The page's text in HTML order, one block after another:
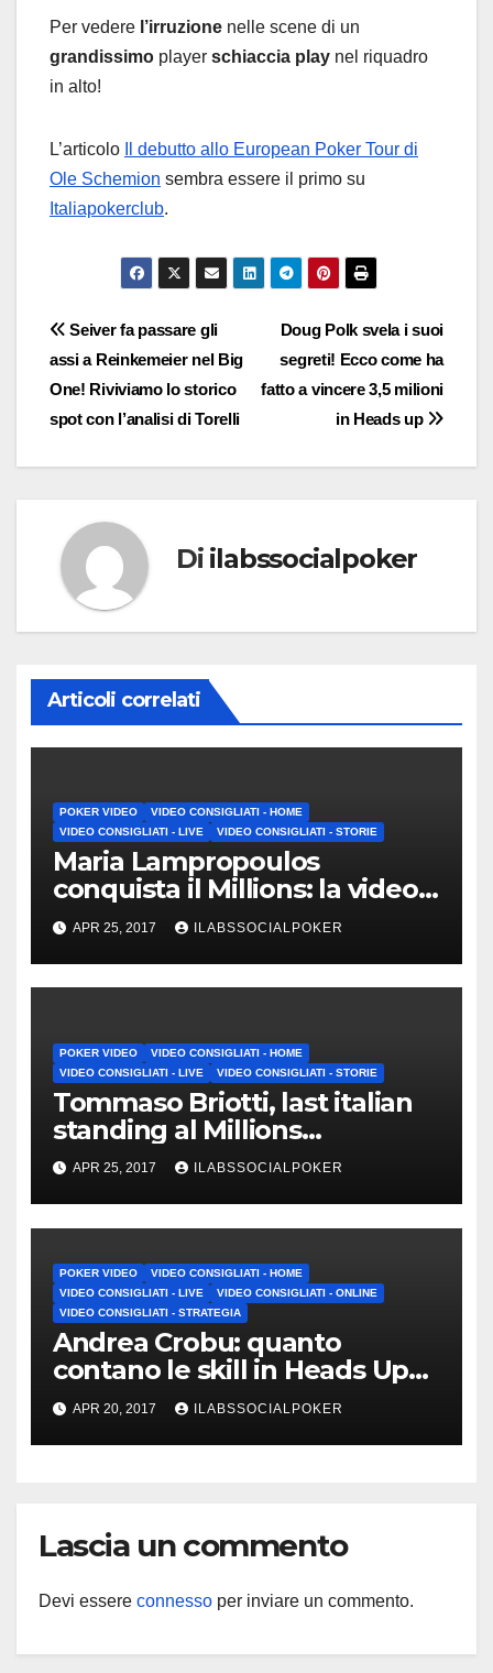
Per vedere l’irruzione nelle scene di un
grandissimo player schiaccia play nel riquadro
in alto!
L’articolo
Il debutto allo European Poker Tour di
Ole Schemion sembra essere il primo su
Italiapokerclub.
Navigazione
articoli
Doug Polk svela i suoi
segreti! Ecco come ha
fatto a vincere 3,5 milioni
in Heads up
Seiver fa passare gli
assi a Reinkemeier nel Big
One! Riviviamo lo storico
spot con l’analisi di Torelli
Di ilabssocialpoker
Articoli correlati
POKER VIDEO
VIDEO CONSIGLIATI - HOME
VIDEO CONSIGLIATI - LIVE
VIDEO CONSIGLIATI - STORIE
Maria Lampropoulos
conquista il Millions: la video-
intervista a caldo
APR 25, 2017 ILABSSOCIALPOKER
POKER VIDEO
VIDEO CONSIGLIATI - HOME
VIDEO CONSIGLIATI - LIVE
VIDEO CONSIGLIATI - STORIE
Tommaso Briotti, last italian
standing al Millions
PartyPoker Nottingham
APR 25, 2017 ILABSSOCIALPOKER
POKER VIDEO
VIDEO CONSIGLIATI - HOME
VIDEO CONSIGLIATI - LIVE
VIDEO CONSIGLIATI - ONLINE
VIDEO CONSIGLIATI - STRATEGIA
Andrea Crobu: quanto
contano le skill in Heads Up
negli MTT?
APR 20, 2017 ILABSSOCIALPOKER
Lascia un commento
Devi essere connesso per inviare un commento.